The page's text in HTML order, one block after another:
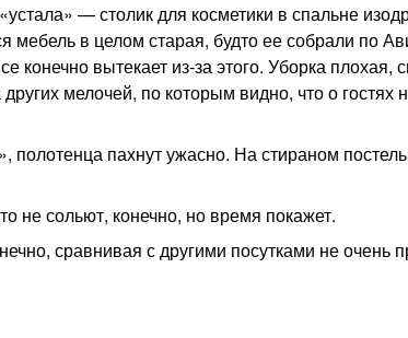
— столик для косметики в спальне
мебель в целом старая, будто ее собрали по
вытекает из-за этого. Уборка плохая,
мелочей, по которым видно, что о гостях
полотенца пахнут ужасно. На стираном
не сольют, конечно, но время покажет.
сравнивая с другими посутками не очень